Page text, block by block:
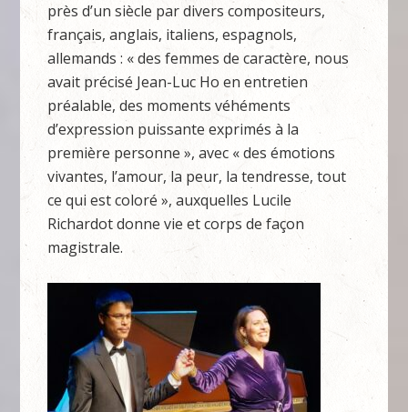
près d’un siècle par divers compositeurs,
français, anglais, italiens, espagnols,
allemands : « des femmes de caractère, nous
avait précisé Jean-Luc Ho en entretien
préalable, des moments véhéments
d’expression puissante exprimés à la
première personne », avec « des émotions
vivantes, l’amour, la peur, la tendresse, tout
ce qui est coloré », auxquelles Lucile
Richardot donne vie et corps de façon
magistrale.